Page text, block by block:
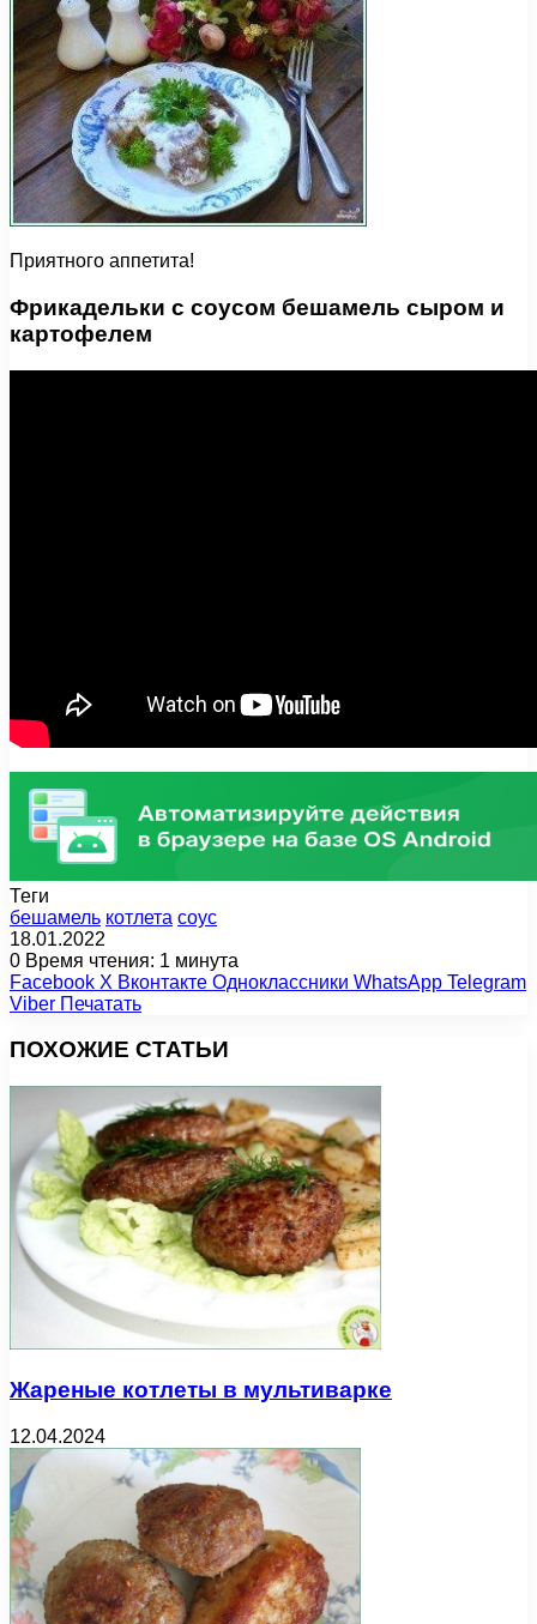
Приятного аппетита!
Фрикадельки с соусом бешамель сыром и
картофелем
Теги
бешамель котлета соус
18.01.2022
0 Время чтения: 1 минута
Facebook X Вконтакте Одноклассники WhatsApp Telegram
Viber Печатать
ПОХОЖИЕ СТАТЬИ
Жареные котлеты в мультиварке
12.04.2024